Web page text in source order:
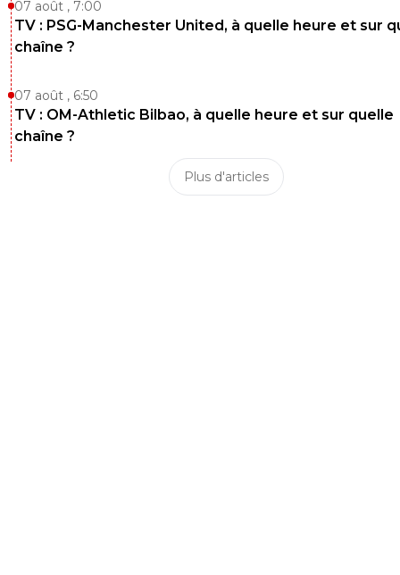
07 août , 7:00
TV : PSG-Manchester United, à quelle heure et sur
chaîne ?
07 août , 6:50
TV : OM-Athletic Bilbao, à quelle heure et sur quelle
chaîne ?
Plus d'articles